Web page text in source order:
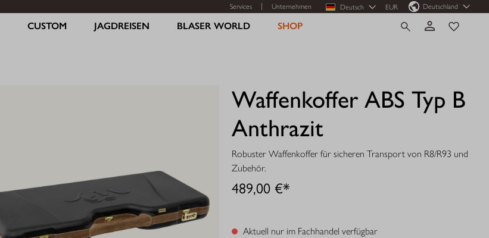
Services Unternehmen Deutsch EUR Deutschland
CUSTOM JAGDREISEN BLASER WORLD SHOP
Waffenkoffer ABS Typ B
Anthrazit
Robuster Waffenkoffer für sicheren Transport von R8/R93 und
Zubehör.
489,00 €*
Aktuell nur im Fachhandel verfügbar